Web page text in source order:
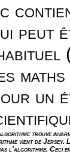
peut
maths
un
trouve
vient de Jersey.
l'algorithme. Ceci